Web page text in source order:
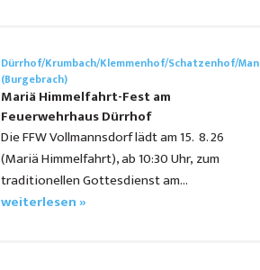
Dürrhof/Krumbach/Klemmenhof/Schatzenhof/
(Burgebrach)
Mariä Himmelfahrt-Fest am
Feuerwehrhaus Dürrhof
Die FFW Vollmannsdorf lädt am 15. 8. 26
(Mariä Himmelfahrt), ab 10:30 Uhr, zum
traditionellen Gottesdienst am…
weiterlesen »